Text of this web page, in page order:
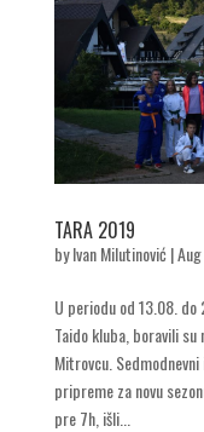
TARA 2019
byIvan Milutinović|
U periodu od 13.08.
Taido kluba, boravili
Mitrovcu.
pripreme za novu
pre 7h, išli...